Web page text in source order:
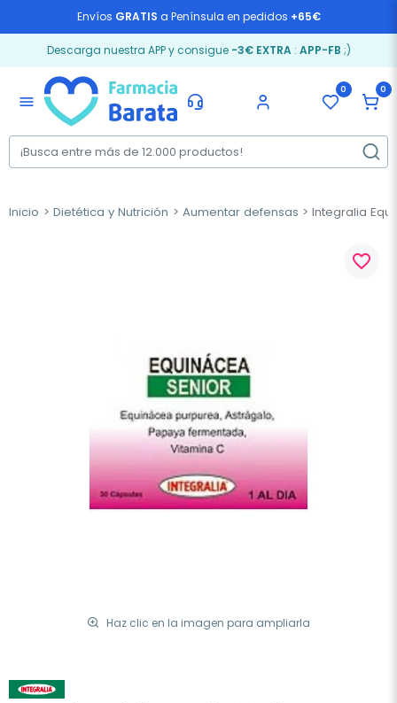
Envíos GRATIS a Península en pedidos +65€
Descarga nuestra APP y consigue -3€ EXTRA: APP-FB ;)
menu
0 0
Inicio Dietética y Nutrición Aumentar defensas Integralia
Haz clic en la imagen para ampliarla
favorite_border